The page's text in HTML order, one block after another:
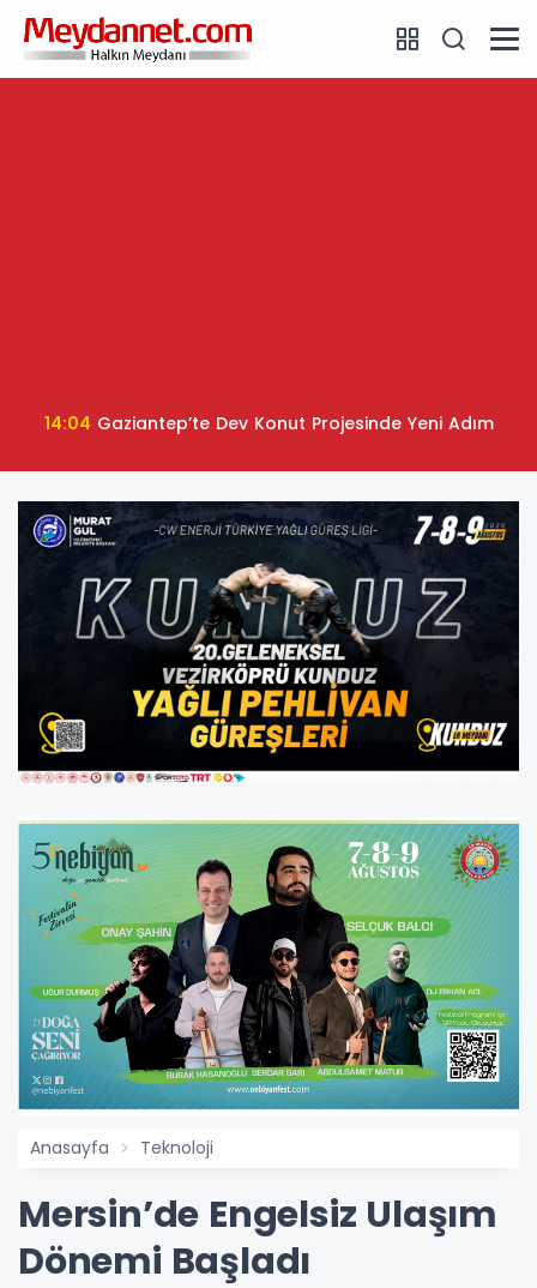
14:04 Gaziantep’te Dev Konut Projesinde Yeni Adım
Anasayfa Teknoloji
Mersin’de Engelsiz Ulaşım
Dönemi Başladı